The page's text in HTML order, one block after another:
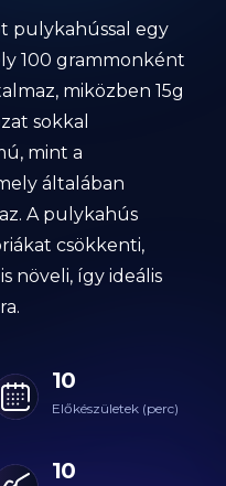
pulykahússal egy
100 grammonként
miközben 15g
sokkal
mint a
általában
A pulykahús
csökkenti,
növeli, így ideális
10
Előkészületek (perc)
10